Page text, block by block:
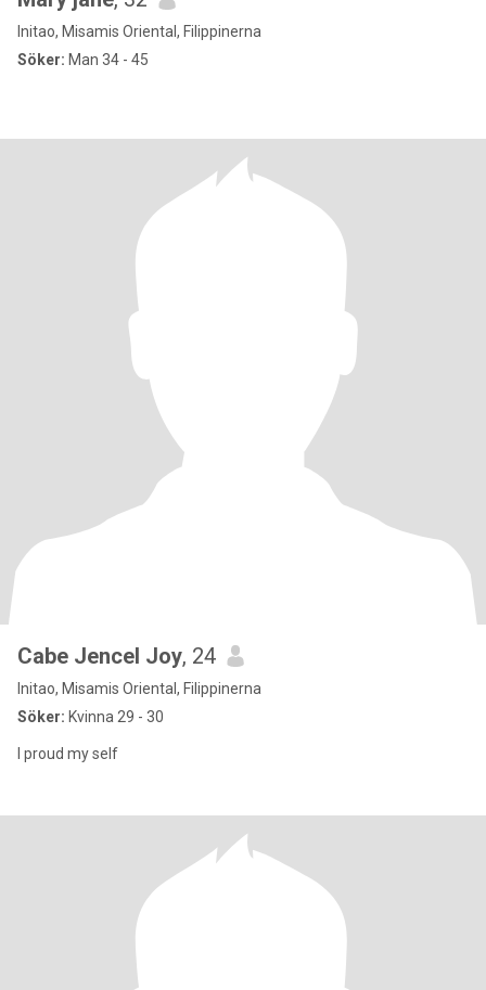
Initao, Misamis Oriental, Filippinerna
Söker: Man 34 - 45
Cabe Jencel Joy, 24
Initao, Misamis Oriental, Filippinerna
Söker: Kvinna 29 - 30
I proud my self